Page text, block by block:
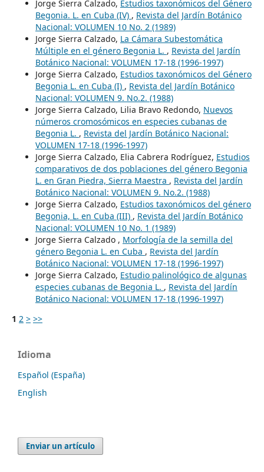
Jorge Sierra Calzado, Estudios taxonómicos del Género
Begonia. L. en Cuba (IV) , Revista del Jardín Botánico
Nacional: VOLUMEN 10 No. 2 (1989)
Jorge Sierra Calzado, La Cámara Subestomática
Múltiple en el género Begonia L. , Revista del Jardín
Botánico Nacional: VOLUMEN 17-18 (1996-1997)
Jorge Sierra Calzado, Estudios taxonómicos del Género
Begonia L. en Cuba (I) , Revista del Jardín Botánico
Nacional: VOLUMEN 9. No.2. (1988)
Jorge Sierra Calzado, Lilia Bravo Redondo, Nuevos
números cromosómicos en especies cubanas de
Begonia L. , Revista del Jardín Botánico Nacional:
VOLUMEN 17-18 (1996-1997)
Jorge Sierra Calzado, Elia Cabrera Rodríguez, Estudios
comparativos de dos poblaciones del género Begonia
L. en Gran Piedra, Sierra Maestra , Revista del Jardín
Botánico Nacional: VOLUMEN 9. No.2. (1988)
Jorge Sierra Calzado, Estudios taxonómicos del género
Begonia, L. en Cuba (III) , Revista del Jardín Botánico
Nacional: VOLUMEN 10 No. 1 (1989)
Jorge Sierra Calzado , Morfología de la semilla del
género Begonia L. en Cuba , Revista del Jardín
Botánico Nacional: VOLUMEN 17-18 (1996-1997)
Jorge Sierra Calzado, Estudio palinológico de algunas
especies cubanas de Begonia L. , Revista del Jardín
Botánico Nacional: VOLUMEN 17-18 (1996-1997)
1 2 > >>
Idioma
Español (España)
English
Enviar un artículo